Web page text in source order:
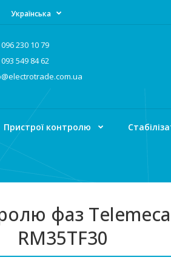
Українська
230 10 79
549 84 62
Пристрої контролю
фаз
RM35TF30